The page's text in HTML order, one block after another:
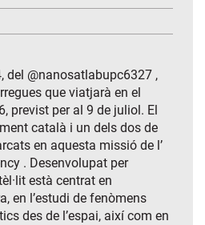
del @nanosatlabupc6327 ,
que viatjarà en el
previst per al 9 de juliol. El
català i un dels dos de
en aquesta missió de l’
. Desenvolupat per
està centrat en
en l’estudi de fenòmens
des de l’espai, així com en